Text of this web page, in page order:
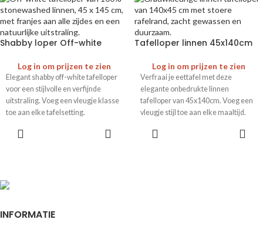
Shabby loper Off-white
Log in om prijzen te zien
Elegant shabby off-white tafelloper
voor een stijlvolle en verfijnde
uitstraling. Voeg een vleugje klasse
toe aan elke tafelsetting.
Tafelloper linnen 45x140cm
Log in om prijzen te zien
Verfraai je eettafel met deze
elegante onbedrukte linnen
tafelloper van 45x140cm. Voeg een
vleugje stijl toe aan elke maaltijd.
INFORMATIE